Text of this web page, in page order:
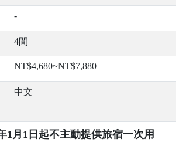
-
4間
NT$4,680~NT$7,880
中文
1月1日起不主動提供旅宿一次用